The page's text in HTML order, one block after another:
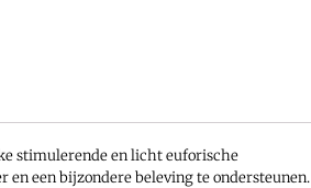
stimulerende en licht euforische
een bijzondere beleving te ondersteunen.